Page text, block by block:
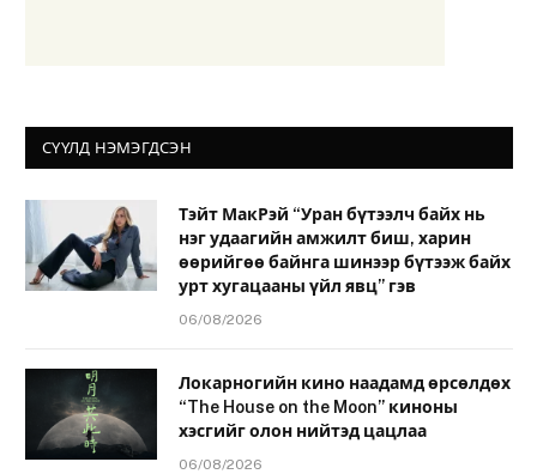
СҮҮЛД НЭМЭГДСЭН
Тэйт МакРэй “Уран бүтээлч байх нь
нэг удаагийн амжилт биш, харин
өөрийгөө байнга шинээр бүтээж байх
урт хугацааны үйл явц” гэв
06/08/2026
Локарногийн кино наадамд өрсөлдөх
“The House on the Moon” киноны
хэсгийг олон нийтэд цацлаа
06/08/2026